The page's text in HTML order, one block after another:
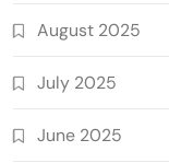
August 2025
July 2025
June 2025